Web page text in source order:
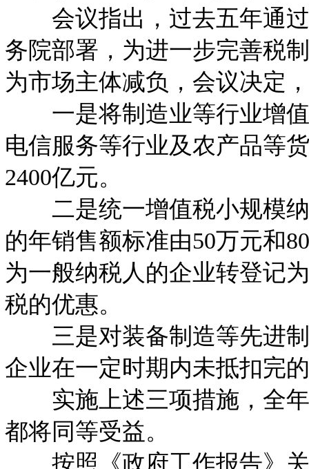
会议指出，过去五年通过
务院部署，为进一步完善税
为市场主体减负，会议决定
一是将制造业等行业增值
电信服务等行业及农产品等
2400亿元。
二是统一增值税小规模纳
的年销售额标准由50万元和
为一般纳税人的企业转登记
税的优惠。
三是对装备制造等先进制
企业在一定时期内未抵扣完
实施上述三项措施，全年
都将同等受益。
按照《政府工作报告》关